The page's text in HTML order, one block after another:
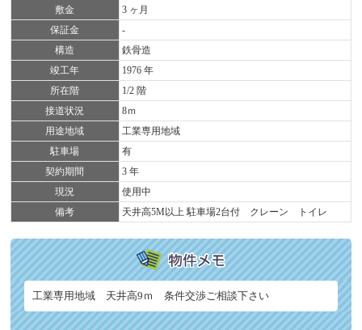
敷金
3 ヶ月
保証金
-
構造
鉄骨造
竣工年
1976 年
所在階
1/2 階
接道状況
8ｍ
用途地域
工業専用地域
駐車場
有
契約期間
3 年
現況
使用中
備考
天井高5M以上 駐車場2台付 クレーン トイレ
工業専用地域 天井高9ｍ 条件交渉ご相談下さい